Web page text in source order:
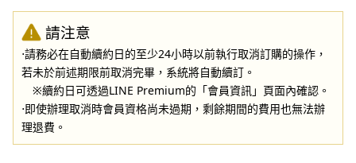
請注意
⋅請務必在自動續約日的至少24小時以前執行取消訂購的操作，
若未於前述期限前取消完畢，系統將自動續訂。
※續約日可透過LINE Premium的「會員資訊」頁面內確認。
⋅即使辦理取消時會員資格尚未過期，剩餘期間的費用也無法辦
理退費。